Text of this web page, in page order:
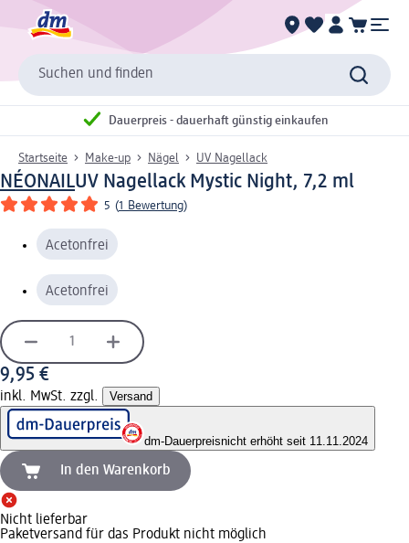
Suchen und finden
Dauerpreis - dauerhaft günstig einkaufen
Startseite Make-up Nägel UV Nagellack
NÉONAILUV Nagellack Mystic Night, 7,2 ml
5 (1 Bewertung)
Acetonfrei
Acetonfrei
9,95 €
inkl. MwSt. zzgl. Versand
dm-Dauerpreisnicht erhöht seit 11.11.2024
In den Warenkorb
Nicht lieferbar
Paketversand für das Produkt nicht möglich